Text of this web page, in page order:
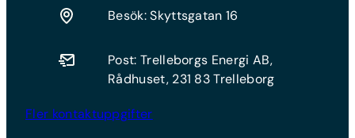
Besök: Skyttsgatan 16
Post: Trelleborgs Energi AB,
Rådhuset, 231 83 Trelleborg
Fler kontaktuppgifter